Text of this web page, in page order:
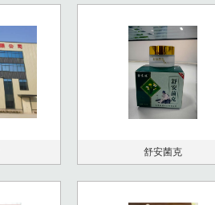
舒安菌克